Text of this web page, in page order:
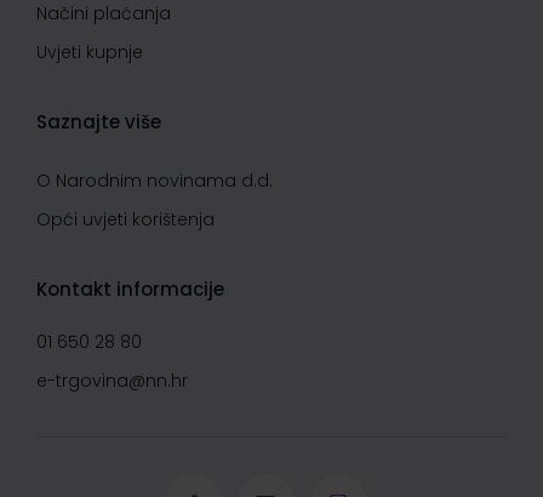
Načini plaćanja
Uvjeti kupnje
Saznajte više
O Narodnim novinama d.d.
Opći uvjeti korištenja
Kontakt informacije
01 650 28 80
e-trgovina@nn.hr